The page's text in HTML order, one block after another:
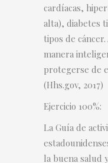
cardíacas,
alta), diabetes
tipos de
manera
protegerse de
(Hhs.gov, 2017)
Ejercicio 100%:
La Guía de
la buena salud